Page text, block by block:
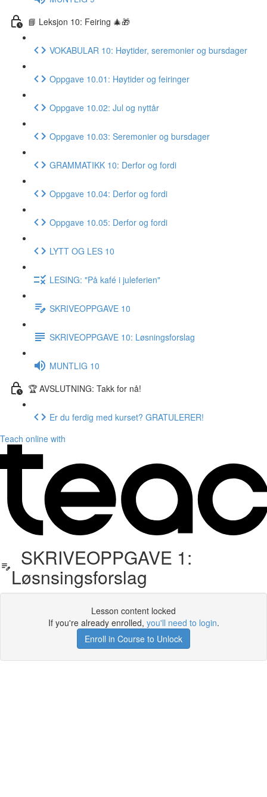
📘 Leksjon 10: Feiring 🎄🎁
VOKABULAR 10: Høytider, seremonier og bursdager
Oppgave 10.01: Høytider og feiringer
Oppgave 10.02: Jul og nyttår
Oppgave 10.03: Seremonier og bursdager
GRAMMATIKK 10: Derfor og fordi
Oppgave 10.04: Derfor og fordi
Oppgave 10.05: Derfor og fordi
LYTT OG LES 10
LESING: "På kafé i juleferien"
SKRIVEOPPGAVE 10
SKRIVEOPPGAVE 10: Løsningsforslag
MUNTLIG 10
🏆 AVSLUTNING: Takk for nå!
Er du ferdig med kurset? GRATULERER!
Teach online with
SKRIVEOPPGAVE 1:
Løsnsingsforslag
Lesson content locked
If you're already enrolled, you'll need to login.
Enroll in Course to Unlock